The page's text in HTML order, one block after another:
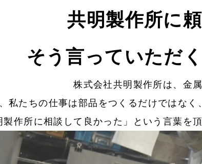
共明製作所に
そう言っていただ
株式会社共明製作所は、金
私たちの仕事は部品をつくるだけではな
製作所に相談して良かった」という言葉を